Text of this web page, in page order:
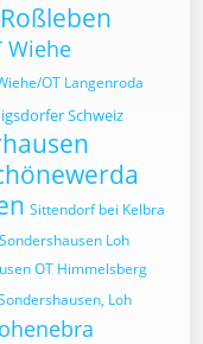
Wiehe
OT Langenroda
Schweiz
Sittendorf bei Kelbra
Sondershausen Loh
OT Himmelsberg
Loh